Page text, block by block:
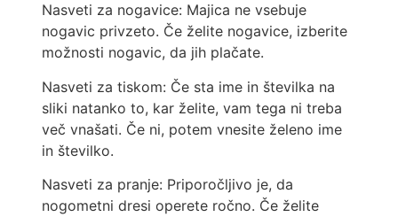
Nasveti za nogavice: Majica ne vsebuje
nogavic privzeto. Če želite nogavice, izberite
možnosti nogavic, da jih plačate.
Nasveti za tiskom: Če sta ime in številka na
sliki natanko to, kar želite, vam tega ni treba
več vnašati. Če ni, potem vnesite želeno ime
in številko.
Nasveti za pranje: Priporočljivo je, da
nogometni dresi operete ročno. Če želite